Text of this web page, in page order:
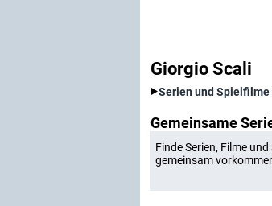
Giorgio Scali
Serien und
Gemeinsame
Finde Serien, Filme
gemeinsam